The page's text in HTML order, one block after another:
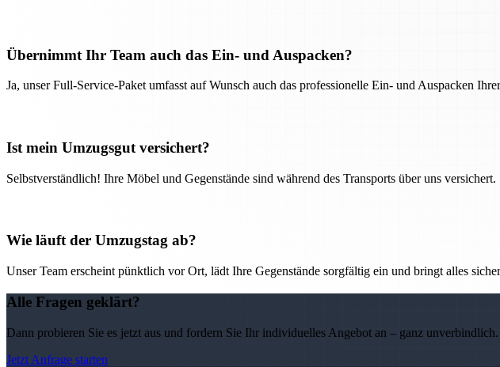
Übernimmt Ihr Team auch das Ein- und Auspacken?
Ja, unser Full-Service-Paket umfasst auf Wunsch auch das professionelle Ein- und Auspacken
Ist mein Umzugsgut versichert?
Selbstverständlich! Ihre Möbel und Gegenstände sind während des Transports über uns versichert.
Wie läuft der Umzugstag ab?
Unser Team erscheint pünktlich vor Ort, lädt Ihre Gegenstände sorgfältig ein und bringt alles
Alle Fragen geklärt?
Dann probieren Sie es jetzt aus und fordern Sie Ihr individuelles Angebot an – ganz unverbindlich.
Jetzt Anfrage starten